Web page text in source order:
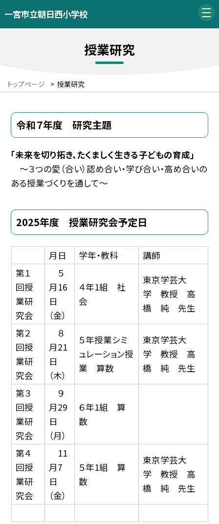
一宮市立朝日西小学校
授業研究
トップページ > 授業研究
令和７年度 研究主題
「未来を切り拓き、たくましく生きる子どもの育成」
〜３つの愛（合い）認め合い・学び合い・高め合いの
ある授業づくりを通して〜
2025年度 授業研究会予定日
月日 学年・教科
講師
第１
回授
業研
究会
５
月16
日
（金）
４年1組 社
会
東京学芸大
学 教授 高
橋 純 先生
第２
回授
業研
究会
８
月21
日
（木）
５年授業シミ
ュレーション授
業 算数
東京学芸大
学 教授 高
橋 純 先生
第３
回授
業研
究会
９
月29
日
（月）
６年1組 算
数
第４
回授
業研
究会
11
月7
日
（金）
５年1組 算
数
東京学芸大
学 教授 高
橋 純 先生